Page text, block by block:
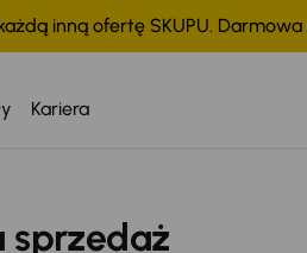
inną ofertę SKUPU.
Kariera
sprzedaż